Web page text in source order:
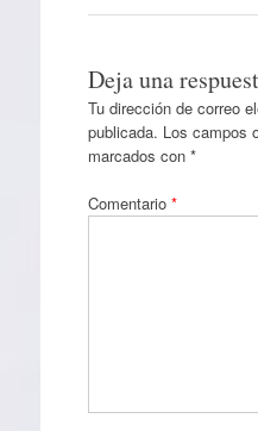
Deja una
Tu dirección de correo
publicada. Los campos
marcados con *
Comentario *